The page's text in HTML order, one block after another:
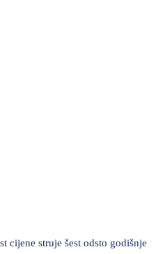
cijene struje šest odsto godišnje